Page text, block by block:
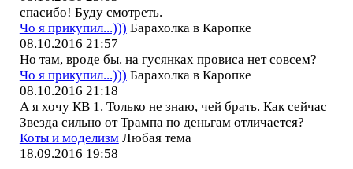
спасибо! Буду смотреть.
Чо я прикупил...))) Барахолка в Каропке
08.10.2016 21:57
Но там, вроде бы. на гусянках провиса нет совсем?
Чо я прикупил...))) Барахолка в Каропке
08.10.2016 21:18
А я хочу КВ 1. Только не знаю, чей брать. Как сейчас
Звезда сильно от Трампа по деньгам отличается?
Коты и моделизм Любая тема
18.09.2016 19:58